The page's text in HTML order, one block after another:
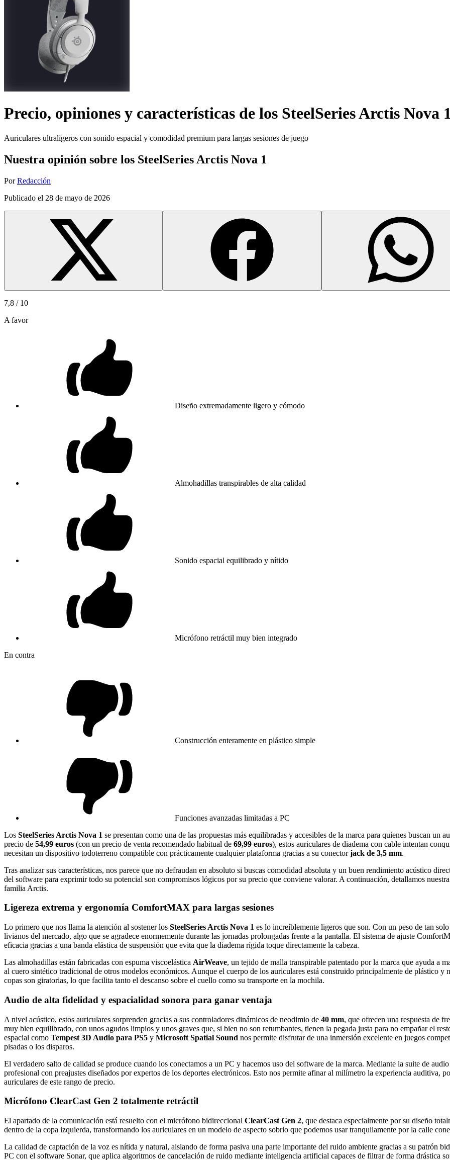
Precio, opiniones y características de los SteelSeries Arctis Nova
Auriculares ultraligeros con sonido espacial y comodidad premium para largas sesiones de juego
Nuestra opinión sobre los SteelSeries Arctis Nova 1
Por Redacción
Publicado el 28 de mayo de 2026
7,8 / 10
A favor
Diseño extremadamente ligero y cómodo
Almohadillas transpirables de alta calidad
Sonido espacial equilibrado y nítido
Micrófono retráctil muy bien integrado
En contra
Construcción enteramente en plástico simple
Funciones avanzadas limitadas a PC
Los SteelSeries Arctis Nova 1 se presentan como una de las propuestas más equilibradas y accesibles de la marca para quienes buscan un
precio de 54,99 euros (con un precio de venta recomendado habitual de 69,99 euros), estos auriculares de diadema con cable intentan
necesitan un dispositivo todoterreno compatible con prácticamente cualquier plataforma gracias a su conectorjack de 3,5 mm.
Tras analizar sus características, nos parece que no defraudan en absoluto si buscas comodidad absoluta y un buen rendimiento acústico
del software para exprimir todo su potencial son compromisos lógicos por su precio que conviene valorar. A continuación, detallamos
familia Arctis.
Ligereza extrema y ergonomía ComfortMAX para largas sesiones
Lo primero que nos llama la atención al sostener los SteelSeries Arctis Nova 1 es lo increíblemente ligeros que son. Con un peso de tan
livianos del mercado, algo que se agradece enormemente durante las jornadas prolongadas frente a la pantalla. El sistema de ajuste
eficacia gracias a una banda elástica de suspensión que evita que la diadema rígida toque directamente la cabeza.
Las almohadillas están fabricadas con espuma viscoelástica AirWeave, un tejido de malla transpirable patentado por la marca que ayuda a
al cuero sintético tradicional de otros modelos económicos. Aunque el cuerpo de los auriculares está construido principalmente de plástico y
copas son giratorias, lo que facilita tanto el descanso sobre el cuello como su transporte en la mochila.
Audio de alta fidelidad y espacialidad sonora para ganar ventaja
A nivel acústico, estos auriculares sorprenden gracias a sus controladores dinámicos de neodimio de 40 mm, que ofrecen una respuesta de
muy bien equilibrado, con unos agudos limpios y unos graves que, si bien no son retumbantes, tienen la pegada justa para no empañar el
espacial como Tempest 3D Audio para PS5 y Microsoft Spatial Sound nos permite disfrutar de una inmersión excelente en juegos
pisadas o los disparos.
El verdadero salto de calidad se produce cuando los conectamos a un PC y hacemos uso del software de la marca. Mediante la suite de
profesional con preajustes diseñados por expertos de los deportes electrónicos. Esto nos permite afinar al milímetro la experiencia auditiva,
auriculares de este rango de precio.
Micrófono ClearCast Gen 2 totalmente retráctil
El apartado de la comunicación está resuelto con el micrófono bidireccional ClearCast Gen 2, que destaca especialmente por su diseño
dentro de la copa izquierda, transformando los auriculares en un modelo de aspecto sobrio que podemos usar tranquilamente por la calle
La calidad de captación de la voz es nítida y natural, aislando de forma pasiva una parte importante del ruido ambiente gracias a su patrón
PC con el software Sonar, que aplica algoritmos de cancelación de ruido mediante inteligencia artificial capaces de filtrar de forma drástica